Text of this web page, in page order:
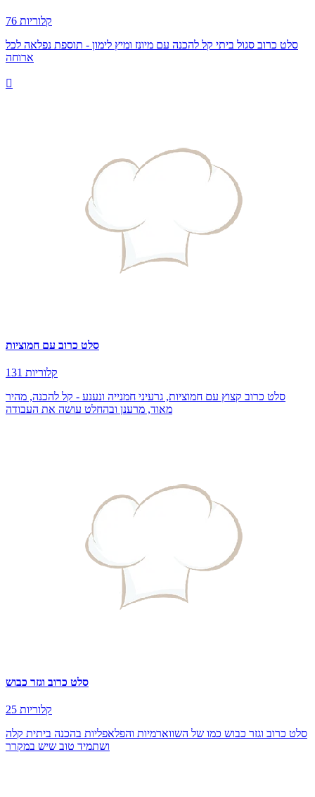
76 קלוריות
סלט כרוב סגול ביתי קל להכנה עם מיונז ומיץ לימון - תוספת נפלאה לכל
ארוחה

סלט כרוב עם חמוציות
131 קלוריות
סלט כרוב קצוץ עם חמוציות, גרעיני חמנייה ונענע - קל להכנה, מהיר
מאוד, מרענן ובהחלט עושה את העבודה
סלט כרוב וגזר כבוש
25 קלוריות
סלט כרוב וגזר כבוש כמו של השווארמיות והפלאפליות בהכנה ביתית קלה
ושתמיד טוב שיש במקרר